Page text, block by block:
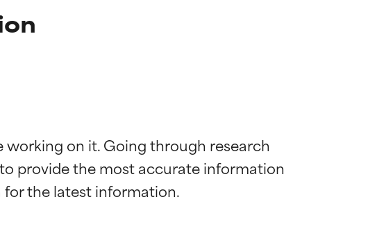
working on it. Going through research
provide the most accurate information